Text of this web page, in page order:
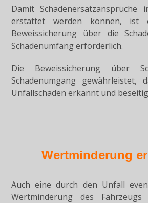
Damit Schadenersatzansprüche
erstattet werden können, ist
Beweissicherung über die
Schadenumfang erforderlich.
Die Beweissicherung über
Schadenumgang gewährleistet,
Unfallschaden erkannt und
Wertminderung
Auch eine durch den Unfall
Wertminderung des